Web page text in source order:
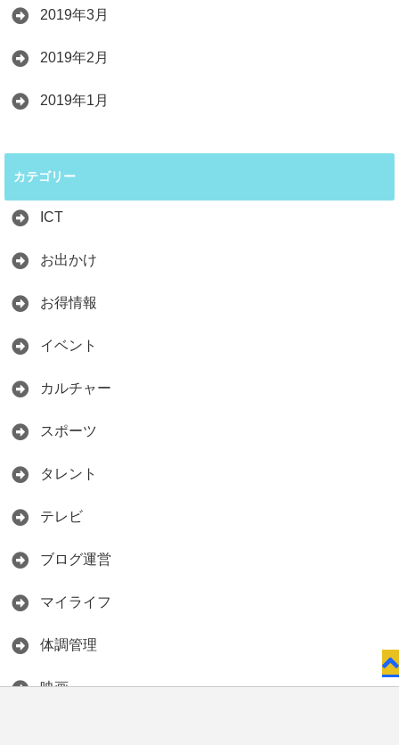
2019年3月
2019年2月
2019年1月
カテゴリー
ICT
お出かけ
お得情報
イベント
カルチャー
スポーツ
タレント
テレビ
ブログ運営
マイライフ
体調管理
映画